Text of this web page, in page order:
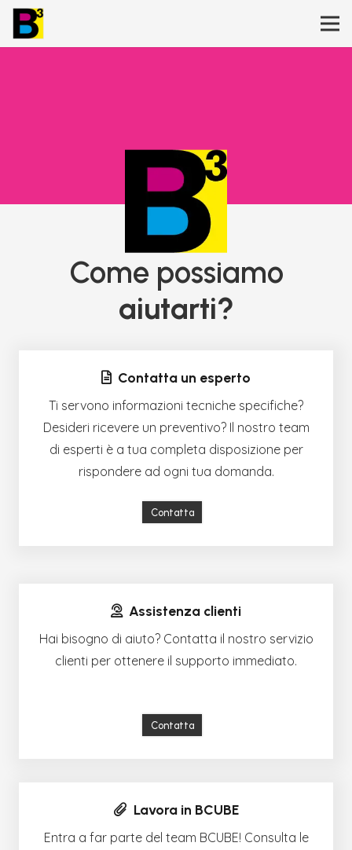
Come possiamo
aiutarti?
Contatta un esperto
Ti servono informazioni tecniche specifiche?
Desideri ricevere un preventivo? Il nostro team
di esperti è a tua completa disposizione per
rispondere ad ogni tua domanda.
Contatta
Assistenza clienti
Hai bisogno di aiuto? Contatta il nostro servizio
clienti per ottenere il supporto immediato.
Contatta
Lavora in BCUBE
Entra a far parte del team BCUBE! Consulta le